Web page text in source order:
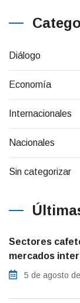
Diálogo
Economía
Internacionales
Nacionales
Sin categorizar
Sectores
mercados
5 de agosto